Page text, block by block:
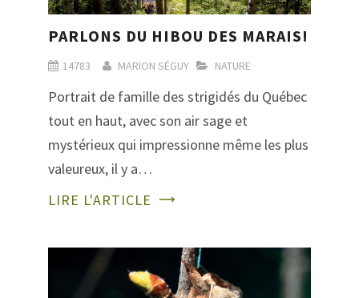
PARLONS DU HIBOU DES MARAIS!
14783 MARION SÉGUY NATURE
Portrait de famille des strigidés du Québec
tout en haut, avec son air sage et
mystérieux qui impressionne même les plus
valeureux, il y a…
LIRE L'ARTICLE